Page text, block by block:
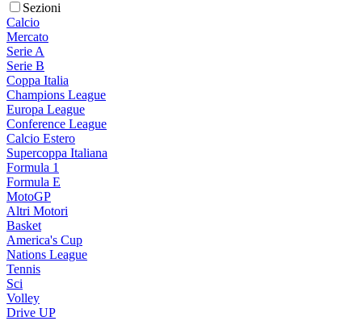
Sezioni
Calcio
Mercato
Serie A
Serie B
Coppa Italia
Champions League
Europa League
Conference League
Calcio Estero
Supercoppa Italiana
Formula 1
Formula E
MotoGP
Altri Motori
Basket
America's Cup
Nations League
Tennis
Sci
Volley
Drive UP